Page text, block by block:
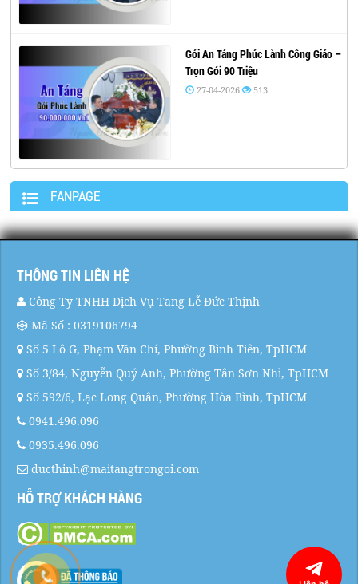
Gói An Táng Phúc Lành Công Giáo –
Trọn Gói 90 Triệu
27-04-2026 513
FANPAGE
THÔNG TIN LIÊN HỆ
Công Ty TNHH Dịch Vụ Tang Lễ Đức Thịnh
Mã Số : 0319106794
Số 5 Lô G, Phạm Văn Chí, Phường Bình Tiên, TpHCM
Số 3/84, Nguyễn Quý Anh, Phường Tân Sơn Nhì, TpHCM
Số 592/6, Lạc Long Quân, Phường Hòa Bình, TpHCM
0941.496.096
0935.496.096
ducthinh@maitangtrongoi.com
HỖ TRỢ KHÁCH HÀNG